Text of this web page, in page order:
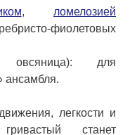
, ломелозией
фиолетовых
овсяница): для
ансамбля.
легкости и
станет